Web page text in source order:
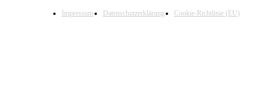
Impressum Datenschutzerklärung Cookie-Richtlinie (EU)